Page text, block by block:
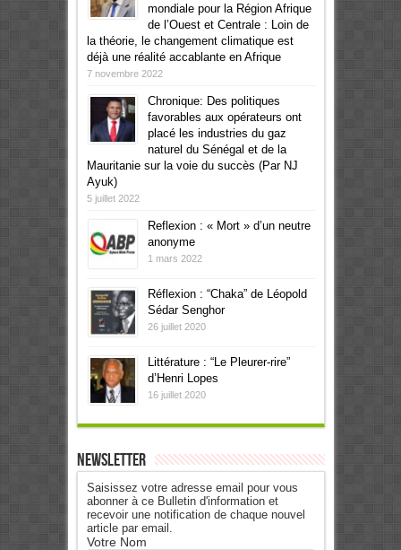
mondiale pour la Région Afrique
de l’Ouest et Centrale : Loin de
la théorie, le changement climatique est
déjà une réalité accablante en Afrique
7 novembre 2022
Chronique: Des politiques
favorables aux opérateurs ont
placé les industries du gaz
naturel du Sénégal et de la
Mauritanie sur la voie du succès (Par NJ
Ayuk)
5 juillet 2022
Reflexion : « Mort » d’un neutre
anonyme
1 mars 2022
Réflexion : “Chaka” de Léopold
Sédar Senghor
26 juillet 2020
Littérature : “Le Pleurer-rire”
d’Henri Lopes
16 juillet 2020
Newsletter
Saisissez votre adresse email pour vous
abonner à ce Bulletin d'information et
recevoir une notification de chaque nouvel
article par email.
Votre Nom